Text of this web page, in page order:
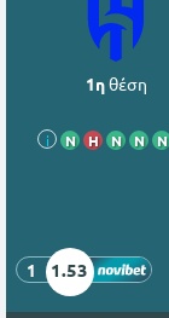
1ηθέση
i Ν Η Ν Ν Ν
1 1.53